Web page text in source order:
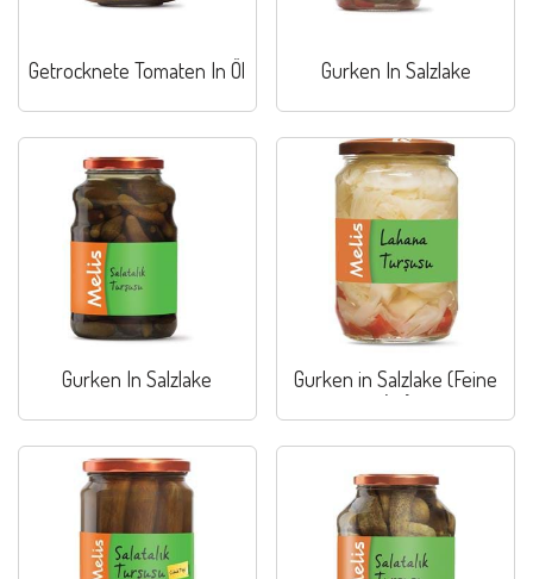
Getrocknete Tomaten In Öl Gurken In Salzlake
Gurken In Salzlake
Gurken in Salzlake (Feine
Art)